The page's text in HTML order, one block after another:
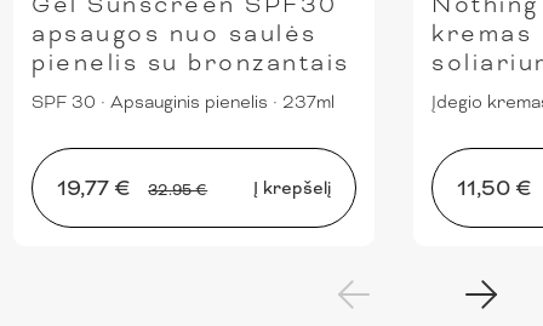
apsaugos nuo saulės
pienelis su bronzantais
SPF 30 · Apsauginis pienelis · 237ml
Į krepšelį
19,77 € 32.95 €
kremas
Įdegio
11,50 €